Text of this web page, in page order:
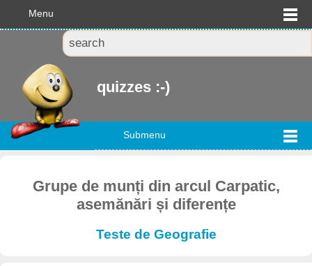
Menu
quizzes :-)
Submenu
Grupe de munți din arcul Carpatic,
asemănări și diferențe
Teste de Geografie